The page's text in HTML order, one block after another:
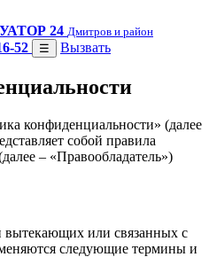
24 Дмитров и район
52 ☰ Вызвать
конфиденциальности» (далее
собой правила
– «Правообладатель»)
вытекающих или связанных с
следующие термины и